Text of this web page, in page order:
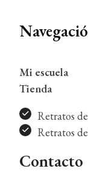
Mi escuela
Tienda
Retratos
Retratos
Contacto